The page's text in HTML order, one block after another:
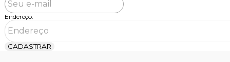
Endereço:
CADASTRAR